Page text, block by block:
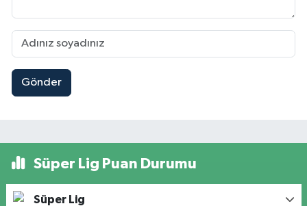
Gönder
Süper Lig Puan Durumu
Süper Lig